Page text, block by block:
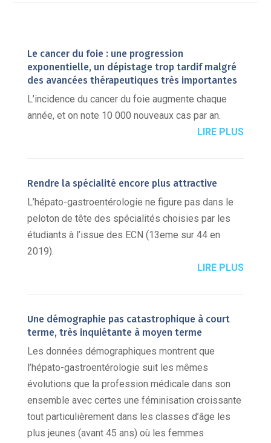
Le cancer du foie : une progression
exponentielle, un dépistage trop tardif malgré
des avancées thérapeutiques très importantes
L’incidence du cancer du foie augmente chaque
année, et on note 10 000 nouveaux cas par an.
LIRE PLUS
Rendre la spécialité encore plus attractive
L’hépato-gastroentérologie ne figure pas dans le
peloton de tête des spécialités choisies par les
étudiants à l’issue des ECN (13eme sur 44 en
2019).
LIRE PLUS
Une démographie pas catastrophique à court
terme, très inquiétante à moyen terme
Les données démographiques montrent que
l’hépato-gastroentérologie suit les mêmes
évolutions que la profession médicale dans son
ensemble avec certes une féminisation croissante
tout particulièrement dans les classes d’âge les
plus jeunes (avant 45 ans) où les femmes